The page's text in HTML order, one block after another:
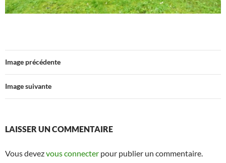
Image précédente
Image suivante
LAISSER UN COMMENTAIRE
Vous devezvous connecter pour publier un commentaire.